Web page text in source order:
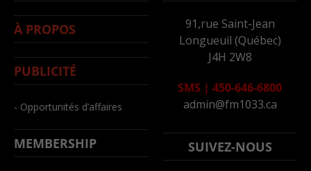
À PROPOS
PUBLICITÉ
- Opportunités d’affaires
MEMBERSHIP
91,rue Saint-Jean
Longueuil (Québec)
J4H 2W8
SMS | 450-646-6800
admin@fm1033.ca
SUIVEZ-NOUS